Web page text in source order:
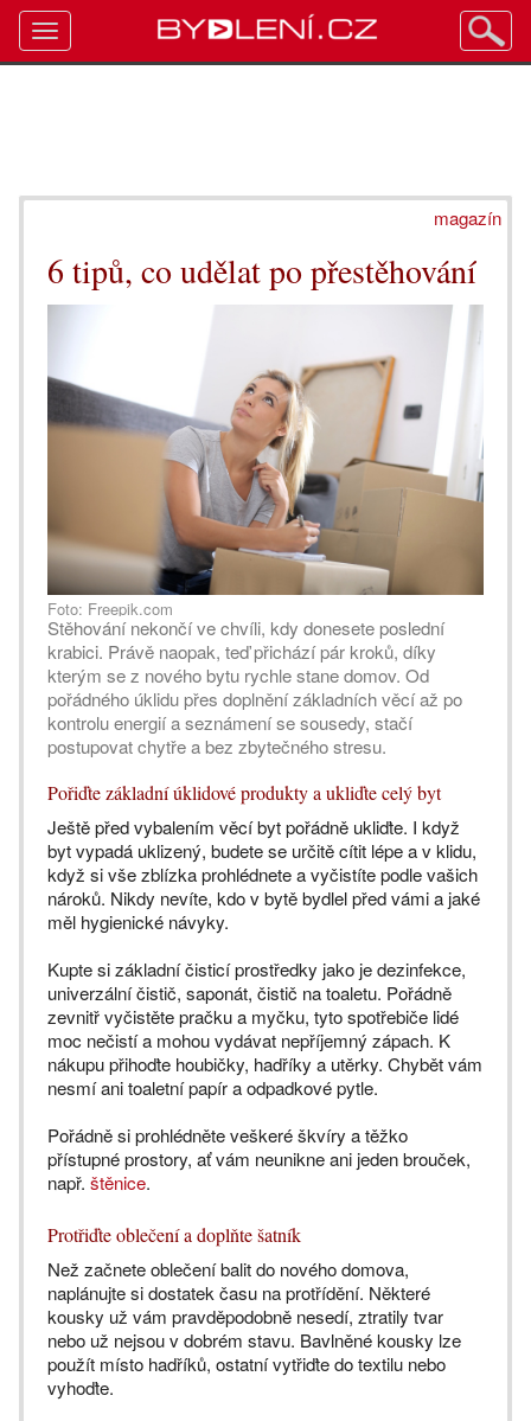
magazín
6 tipů, co udělat po přestěhování
Foto: Freepik.com
Stěhování nekončí ve chvíli, kdy donesete poslední
krabici. Právě naopak, teď přichází pár kroků, díky
kterým se z nového bytu rychle stane domov. Od
pořádného úklidu přes doplnění základních věcí až po
kontrolu energií a seznámení se sousedy, stačí
postupovat chytře a bez zbytečného stresu.
Pořiďte základní úklidové produkty a ukliďte celý byt
Ještě před vybalením věcí byt pořádně ukliďte. I když
byt vypadá uklizený, budete se určitě cítit lépe a v klidu,
když si vše zblízka prohlédnete a vyčistíte podle vašich
nároků. Nikdy nevíte, kdo v bytě bydlel před vámi a jaké
měl hygienické návyky.
Kupte si základní čisticí prostředky jako je dezinfekce,
univerzální čistič, saponát, čistič na toaletu. Pořádně
zevnitř vyčistěte pračku a myčku, tyto spotřebiče lidé
moc nečistí a mohou vydávat nepříjemný zápach. K
nákupu přihoďte houbičky, hadříky a utěrky. Chybět vám
nesmí ani toaletní papír a odpadkové pytle.
Pořádně si prohlédněte veškeré škvíry a těžko
přístupné prostory, ať vám neunikne ani jeden brouček,
např. štěnice.
Protřiďte oblečení a doplňte šatník
Než začnete oblečení balit do nového domova,
naplánujte si dostatek času na protřídění. Některé
kousky už vám pravděpodobně nesedí, ztratily tvar
nebo už nejsou v dobrém stavu. Bavlněné kousky lze
použít místo hadříků, ostatní vytřiďte do textilu nebo
vyhoďte.
Toggle
navigation